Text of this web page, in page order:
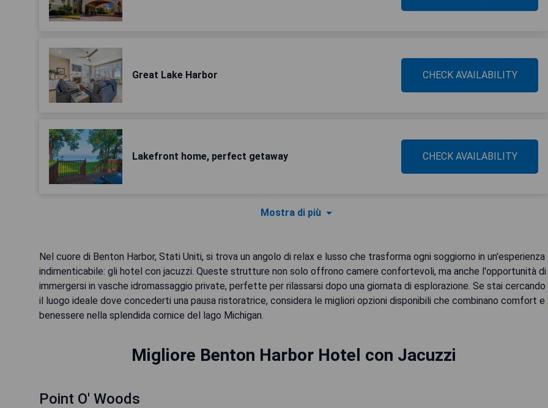
Great Lake Harbor CHECK AVAILABILITY
Lakefront home, perfect getaway CHECK AVAILABILITY
Mostra di più
Nel cuore di Benton Harbor, Stati Uniti, si trova un angolo di relax e lusso che trasforma ogni soggiorno in un'esperienza
indimenticabile: gli hotel con jacuzzi. Queste strutture non solo offrono camere confortevoli, ma anche l'opportunità di
immergersi in vasche idromassaggio private, perfette per rilassarsi dopo una giornata di esplorazione. Se stai cercando
il luogo ideale dove concederti una pausa ristoratrice, considera le migliori opzioni disponibili che combinano comfort e
benessere nella splendida cornice del lago Michigan.
Migliore Benton Harbor Hotel con Jacuzzi
Point O' Woods